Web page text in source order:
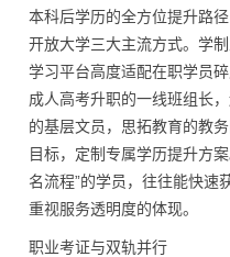
本科后学历的全方位提升路
开放大学三大主流方式。学
学习平台高度适配在职学员
成人高考升职的一线班组长
的基层文员，思拓教育的教
目标，定制专属学历提升方
名流程”的学员，往往能快速
重视服务透明度的体现。
职业考证与双轨并行